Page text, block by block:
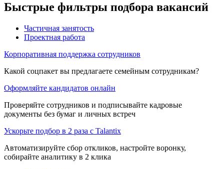
Быстрые фильтры подбора вакансий
Частичная занятость
Проектная работа
Корпоративная поддержка сотрудников
Какой соцпакет вы предлагаете семейным сотрудникам?
Оформляйте кандидатов онлайн
Проверяйте сотрудников и подписывайте кадровые
документы без бумаг и личных встреч
Ускорьте подбор в 2 раза с Talantix
Автоматизируйте сбор откликов, настройте воронку,
собирайте аналитику в 2 клика